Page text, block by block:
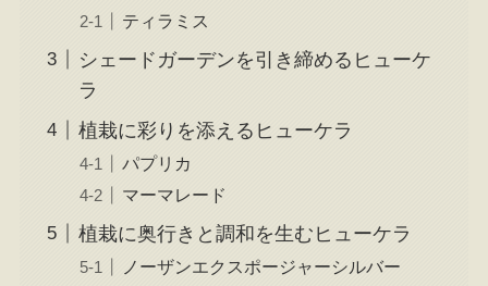
ティラミス
シェードガーデンを引き締めるヒューケ
ラ
植栽に彩りを添えるヒューケラ
パプリカ
マーマレード
植栽に奥行きと調和を生むヒューケラ
ノーザンエクスポージャーシルバー